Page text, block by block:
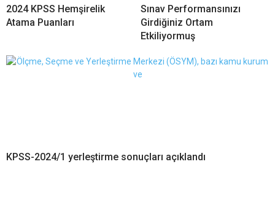
2024 KPSS Hemşirelik
Atama Puanları
Sınav Performansınızı
Girdiğiniz Ortam
Etkiliyormuş
KPSS-2024/1 yerleştirme sonuçları açıklandı